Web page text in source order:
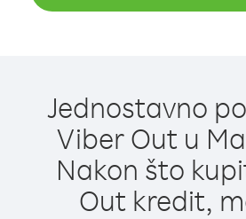
Jednostavno
Viber Out u
Nakon što
Out kredit,